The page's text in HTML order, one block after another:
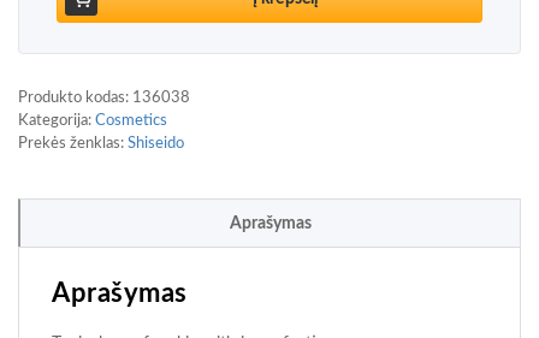
Produkto kodas: 136038
Kategorija: Cosmetics
Prekės ženklas: Shiseido
Aprašymas
Aprašymas